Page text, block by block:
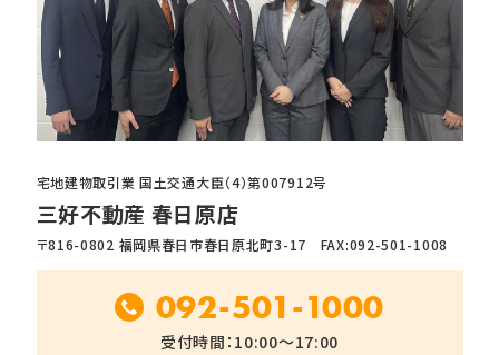
宅地建物取引業 国土交通大臣（4）第007912号
三好不動産 春日原店
〒816-0802 福岡県春日市春日原北町3-17 FAX:092-501-1008
092-501-1000
受付時間：10:00～17:00